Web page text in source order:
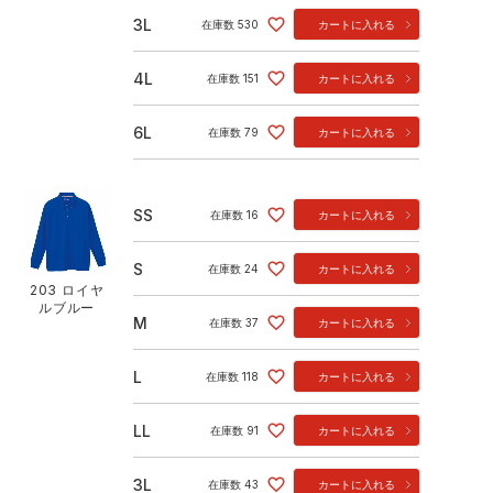
3L 在庫数 530 カートに入れる
4L 在庫数 151 カートに入れる
6L 在庫数 79 カートに入れる
203 ロイヤ
ルブルー
SS 在庫数 16 カートに入れる
S 在庫数 24 カートに入れる
M 在庫数 37 カートに入れる
L 在庫数 118 カートに入れる
LL 在庫数 91 カートに入れる
3L 在庫数 43 カートに入れる